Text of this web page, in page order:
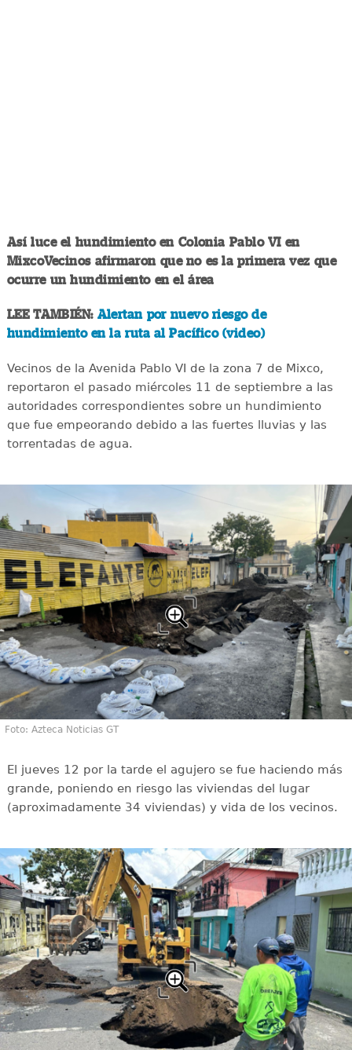
Así luce el hundimiento en Colonia Pablo VI en
MixcoVecinos afirmaron que no es la primera vez que
ocurre un hundimiento en el área
LEE TAMBIÉN: Alertan por nuevo riesgo de
hundimiento en la ruta al Pacífico (video)
Vecinos de la Avenida Pablo VI de la zona 7 de Mixco,
reportaron el pasado miércoles 11 de septiembre a las
autoridades correspondientes sobre un hundimiento
que fue empeorando debido a las fuertes lluvias y las
torrentadas de agua.
Foto: Azteca Noticias GT
El jueves 12 por la tarde el agujero se fue haciendo más
grande, poniendo en riesgo las viviendas del lugar
(aproximadamente 34 viviendas) y vida de los vecinos.